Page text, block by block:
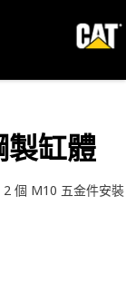
製缸體
個 M10 五金件安裝